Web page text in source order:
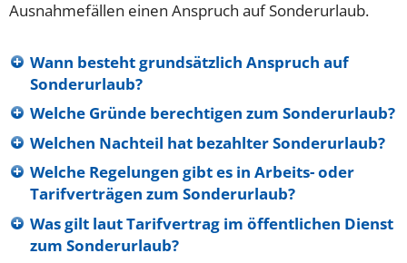
Ausnahmefällen einen Anspruch auf Sonderurlaub.
Wann besteht grundsätzlich Anspruch auf
Sonderurlaub?
Welche Gründe berechtigen zum Sonderurlaub?
Welchen Nachteil hat bezahlter Sonderurlaub?
Welche Regelungen gibt es in Arbeits- oder
Tarifverträgen zum Sonderurlaub?
Was gilt laut Tarifvertrag im öffentlichen Dienst
zum Sonderurlaub?